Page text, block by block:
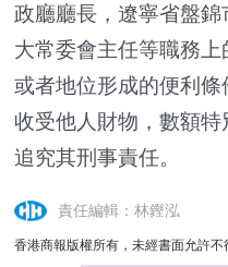
政廳廳長，遼寧省盤
大常委會主任等職務
或者地位形成的便利
收受他人財物，數額
追究其刑事責任。
責任編輯：林鏗泓
香港商報版權所有，未經書面允許不